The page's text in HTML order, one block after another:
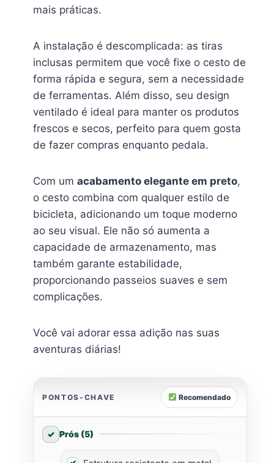
mais práticas.
A instalação é descomplicada: as tiras
inclusas permitem que você fixe o cesto de
forma rápida e segura, sem a necessidade
de ferramentas. Além disso, seu design
ventilado é ideal para manter os produtos
frescos e secos, perfeito para quem gosta
de fazer compras enquanto pedala.
Com um acabamento elegante em preto,
o cesto combina com qualquer estilo de
bicicleta, adicionando um toque moderno
ao seu visual. Ele não só aumenta a
capacidade de armazenamento, mas
também garante estabilidade,
proporcionando passeios suaves e sem
complicações.
Você vai adorar essa adição nas suas
aventuras diárias!
PONTOS-CHAVE Recomendado
Prós (5)